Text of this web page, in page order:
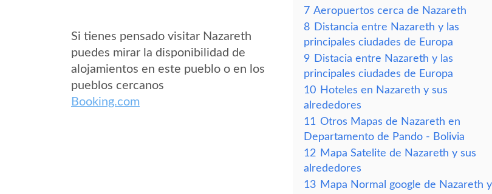
Si tienes pensado visitar Nazareth
puedes mirar la disponibilidad de
alojamientos en este pueblo o en los
pueblos cercanos
Booking.com
7 Aeropuertos cerca de Nazareth
8 Distancia entre Nazareth y las
principales ciudades de Europa
9 Distacia entre Nazareth y las
principales ciudades de Europa
10 Hoteles en Nazareth y sus
alrededores
11 Otros Mapas de Nazareth en
Departamento de Pando - Bolivia
12 Mapa Satelite de Nazareth y sus
alrededores
13 Mapa Normal google de Nazareth y